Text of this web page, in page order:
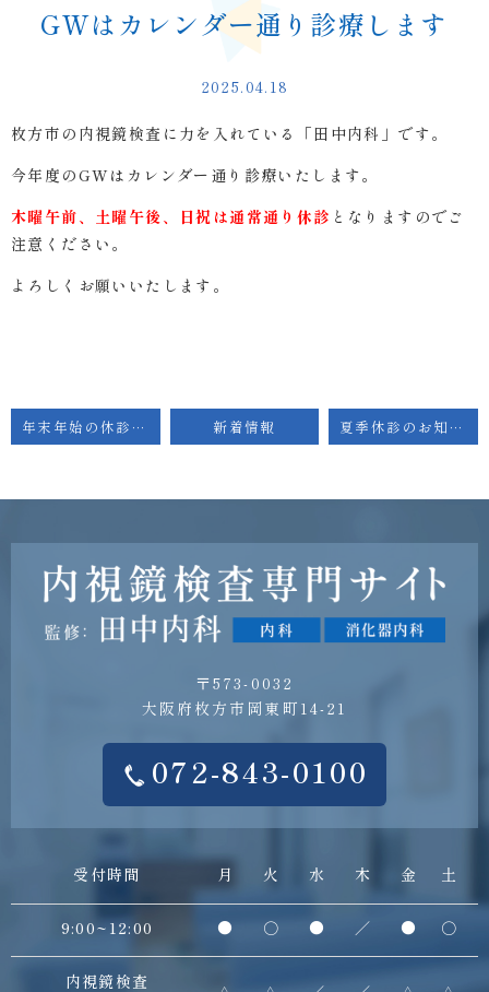
GWはカレンダー通り診療します
2025.04.18
枚方市の内視鏡検査に力を入れている「田中内科」です。
今年度のGWはカレンダー通り診療いたします。
木曜午前、土曜午後、日祝は通常通り休診 となりますのでご
注意ください。
よろしくお願いいたします。
年末年始の休診日のお知らせ 新着情報 夏季休診のお知らせ
〒573-0032
大阪府枚方市岡東町14-21
072-843-0100
受付時間 月 火 水 木 金 土
9:00~12:00 ● ○ ● ／ ● ○
内視鏡検査